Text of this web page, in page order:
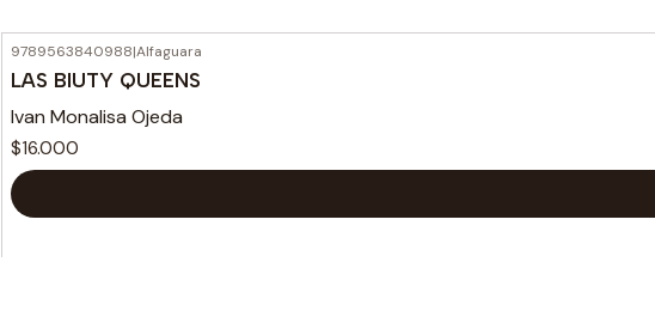
9789563840988|Alfaguara
LAS BIUTY QUEENS
Ivan Monalisa Ojeda
$16.000